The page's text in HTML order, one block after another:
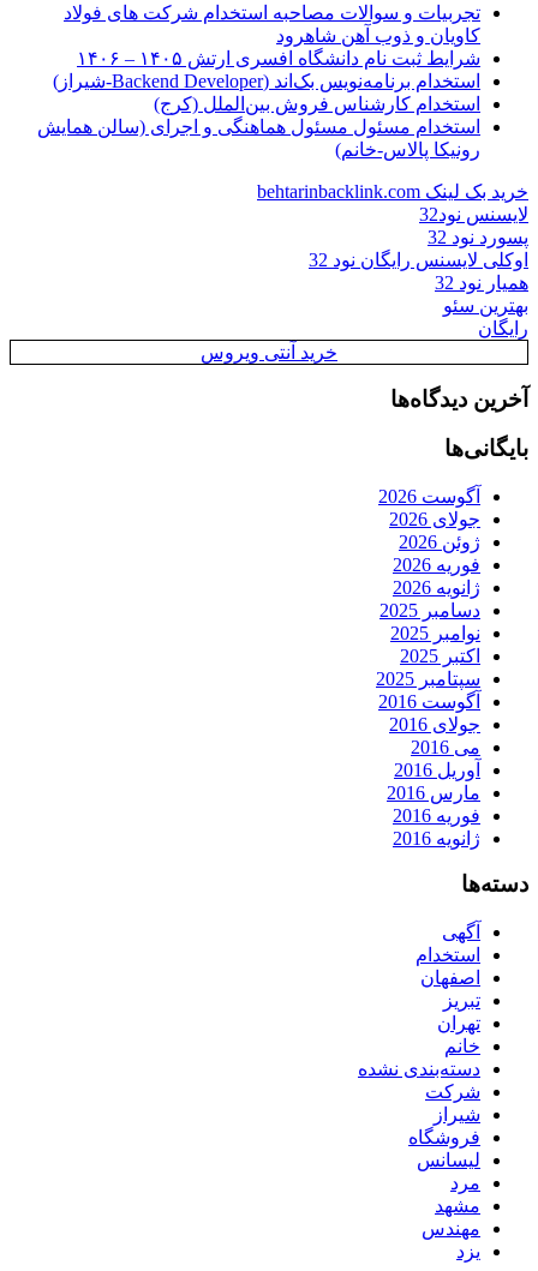
تجربیات و سوالات مصاحبه استخدام شرکت های فولاد
کاویان و ذوب آهن شاهرود
شرایط ثبت نام دانشگاه افسری ارتش ۱۴۰۵ – ۱۴۰۶
استخدام برنامه‌نویس بک‌اند (Backend Developer-شیراز)
استخدام کارشناس فروش بین‌الملل (کرج)
استخدام مسئول مسئول هماهنگی و اجرای (سالن همایش
رونیکا پالاس-خانم)
خرید بک لینک behtarinbacklink.com
لایسنس نود32
پسورد نود 32
اوکلی لایسنس رایگان نود 32
همیار نود 32
بهترین سئو
رایگان
خرید آنتی ویروس
آخرین دیدگاه‌ها
بایگانی‌ها
آگوست 2026
جولای 2026
ژوئن 2026
فوریه 2026
ژانویه 2026
دسامبر 2025
نوامبر 2025
اکتبر 2025
سپتامبر 2025
آگوست 2016
جولای 2016
می 2016
آوریل 2016
مارس 2016
فوریه 2016
ژانویه 2016
دسته‌ها
آگهی
استخدام
اصفهان
تبریز
تهران
خانم
دسته‌بندی نشده
شرکت
شیراز
فروشگاه
لیسانس
مرد
مشهد
مهندس
یزد